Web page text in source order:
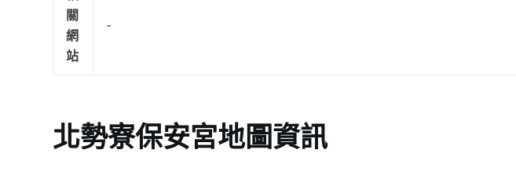
關
網
站
-
北勢寮保安宮地圖資訊